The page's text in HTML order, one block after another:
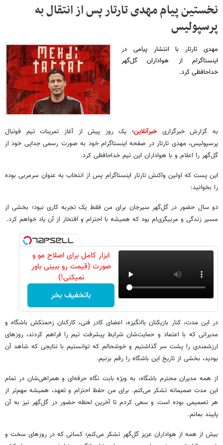
نخستین پیام مهدی تارتار پس از انتقال به
پرسپولیس
مهدی تارتار با انتشار پیامی در
اینستاگرام از هواداران گل‌گهر
خداحافظی کرد.
به گزارش خبرگزاریخبرآنلاین؛ یک روز پیش از آغاز تمرینات تیم فوتبال
پرسپولیس، مهدی تارتار در صفحه اینستاگرام خود به صورت رسمی جدایی خود از
گل‌گهر را اعلام و با هواداران این تیم خداحافظی کرد.
این پست که اولین واکنش تارتار اینستاگرام پس از انتخاب به عنوان سرمربی بوده
را بخوانید:
دو سال حضور در گل‌گهر سیرجان برای من فقط یک تجربه کاری نبود؛ بخشی از
مسیر زندگی و مربیگری‌ام بود که همیشه با احترام و افتخار از آن یاد خواهم کرد.
ابزار کامل برای اصلاح مو و
صورت (قیمت رو ببینی باور
نمیکنی!)
باتخفیف بخر
در این مدت، کنار بازیکنان باانگیزه، اعضای کادر فنی، کارکنان زحمتکش باشگاه و
مدیرانی که با اعتماد و حمایت‌شان شرایط پیشرفت تیم را فراهم کردند، روزهای
ارزشمندی را پشت سر گذاشتیم و خوشحالم که توانستیم با نتایجی که شاهد آن
بودید، بخشی از تاریخ این باشگاه را رقم بزنیم.
از همه مدیران محترم باشگاه، به ویژه بابت نگاه حرفه‌ای و همراهی‌شان در تمام
این مدت صمیمانه تشکر می‌کنم. برای من حفظ احترام و تعهد، همیشه مهم‌تر از
هر تصمیمی بوده است و سعی کردم تا آخرین لحظه حضور در گل‌‌گهر نیز به آن
پایبند بمانم.
بیش از همه از هواداران عزیز گل‌گهر تشکر می‌کنم؛ کسانی که در روزهای سخت و